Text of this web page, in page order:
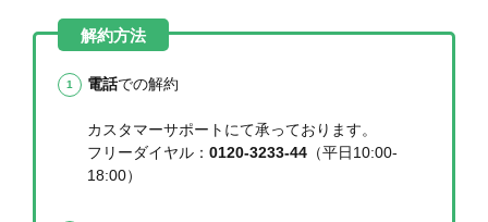
電話での解約
カスタマーサポートにて承っております。
フリーダイヤル： 0120-3233-44 （平日10:00‐
18:00）